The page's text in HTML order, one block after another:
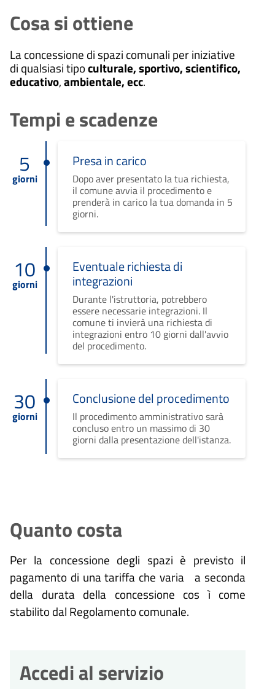
Cosa si ottiene
La concessione di spazi comunali per iniziative
di qualsiasi tipoculturale, sportivo, scientifico,
educativo,ambientale, ecc.
Tempi e scadenze
5
giorni
Presa in carico
Dopo aver presentato la tua richiesta,
il comune avvia il procedimento e
prenderà in carico la tua domanda in 5
giorni.
10
giorni
Eventuale richiesta di
integrazioni
Durante l'istruttoria, potrebbero
essere necessarie integrazioni. Il
comune ti invierà una richiesta di
integrazioni entro 10 giorni dall'avvio
del procedimento.
30
giorni
Conclusione del procedimento
Il procedimento amministrativo sarà
concluso entro un massimo di 30
giorni dalla presentazione dell'istanza.
Quanto costa
Per la concessione degli spazi è previsto il
pagamento di una tariffa che varia a seconda
della durata della concessione cos ì come
stabilito dal Regolamento comunale.
Accedi al servizio